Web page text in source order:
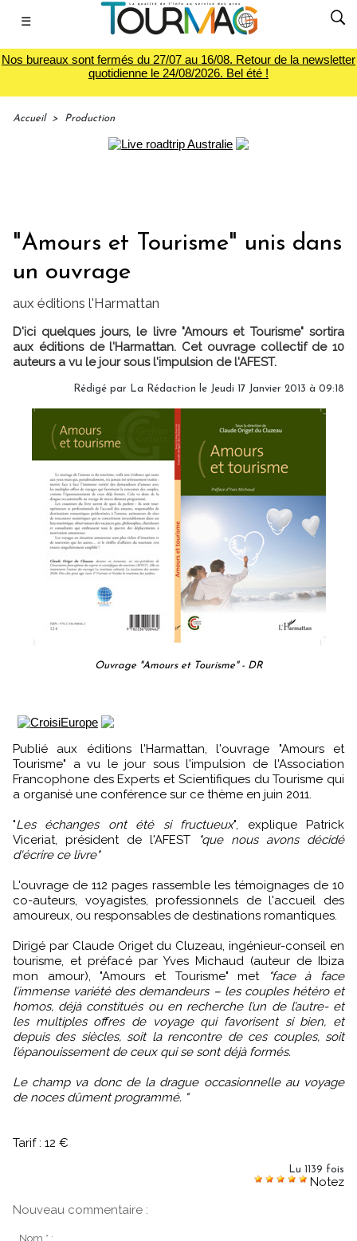
☰
Nos bureaux sont fermés du 27/07 au 16/08. Retour de la newsletter
quotidienne le 24/08/2026. Bel été !
Accueil > Production
"Amours et Tourisme" unis dans
un ouvrage
aux éditions l'Harmattan
D'ici quelques jours, le livre "Amours et Tourisme" sortira
aux éditions de l'Harmattan. Cet ouvrage collectif de 10
auteurs a vu le jour sous l'impulsion de l'AFEST.
Rédigé par La Rédaction le Jeudi 17 Janvier 2013 à 09:18
Ouvrage "Amours et Tourisme" - DR
Publié aux éditions l'Harmattan, l'ouvrage "Amours et
Tourisme" a vu le jour sous l'impulsion de l'Association
Francophone des Experts et Scientifiques du Tourisme qui
a organisé une conférence sur ce thème en juin 2011.
"Les échanges ont été si fructueux", explique Patrick
Viceriat, président de l'AFEST
"que nous avons décidé
d'écrire ce livre"
L'ouvrage de 112 pages rassemble les témoignages de 10
co-auteurs, voyagistes, professionnels de l'accueil des
amoureux, ou responsables de destinations romantiques.
Dirigé par Claude Origet du Cluzeau, ingénieur-conseil en
tourisme, et préfacé par Yves Michaud (auteur de Ibiza
mon amour), "Amours et Tourisme" met
"face à face
l’immense variété des demandeurs – les couples hétéro et
homos, déjà constitués ou en recherche l’un de l’autre- et
les multiples offres de voyage qui favorisent si bien, et
depuis des siècles, soit la rencontre de ces couples, soit
l’épanouissement de ceux qui se sont déjà formés.
Le champ va donc de la drague occasionnelle au voyage
de noces dûment programmé. "
Tarif : 12 €
Lu 1139 fois
Notez
Nouveau commentaire :
Nom * :